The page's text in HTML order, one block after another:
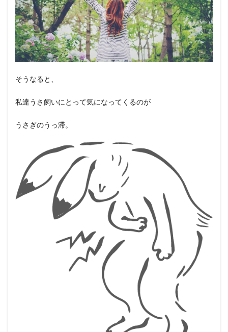
そうなると、
私達うさ飼いにとって気になってくるのが
うさぎのうっ滞。